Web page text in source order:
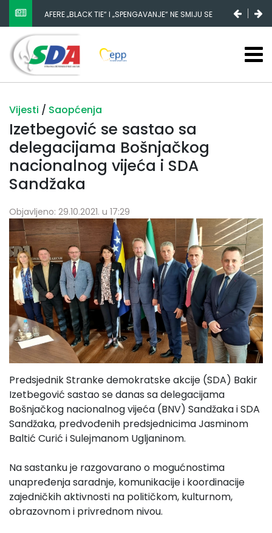
AFERE „BLACK TIE“ I „SPENGAVANJE“ NE SMIJU SE
ZATAŠKATI
Vijesti / Saopćenja
Izetbegović se sastao sa
delegacijama Bošnjačkog
nacionalnog vijeća i SDA
Sandžaka
Objavljeno: 29.10.2021. u 17:29
Predsjednik Stranke demokratske akcije (SDA) Bakir
Izetbegović sastao se danas sa delegacijama
Bošnjačkog nacionalnog vijeća (BNV) Sandžaka i SDA
Sandžaka, predvođenih predsjednicima Jasminom
Baltić Curić i Sulejmanom Ugljaninom.
Na sastanku je razgovarano o mogućnostima
unapređenja saradnje, komunikacije i koordinacije
zajedničkih aktivnosti na političkom, kulturnom,
obrazovnom i privrednom nivou.